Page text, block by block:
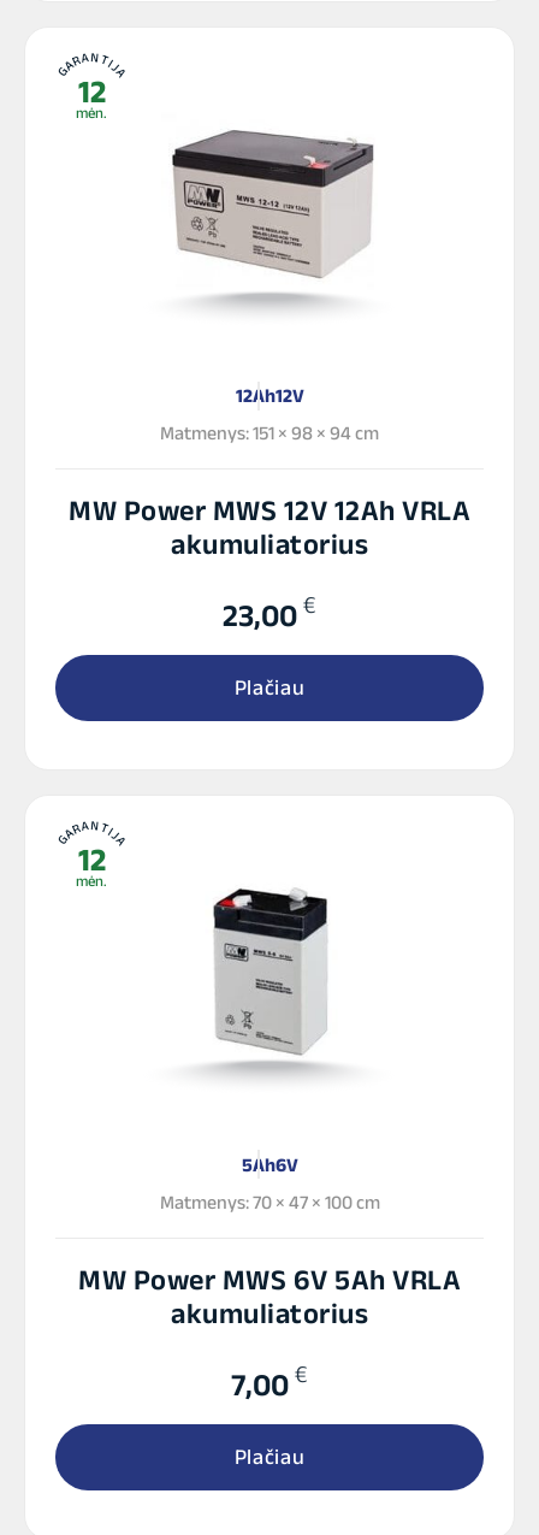
GARANTIJA
12
mėn.
12Ah12V
Matmenys: 151 × 98 × 94 cm
MW Power MWS 12V 12Ah VRLA
akumuliatorius
23,00 €
Plačiau
GARANTIJA
12
mėn.
5Ah6V
Matmenys: 70 × 47 × 100 cm
MW Power MWS 6V 5Ah VRLA
akumuliatorius
7,00 €
Plačiau